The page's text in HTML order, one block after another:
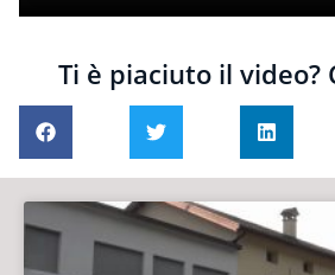
Ti è piaciuto il video?